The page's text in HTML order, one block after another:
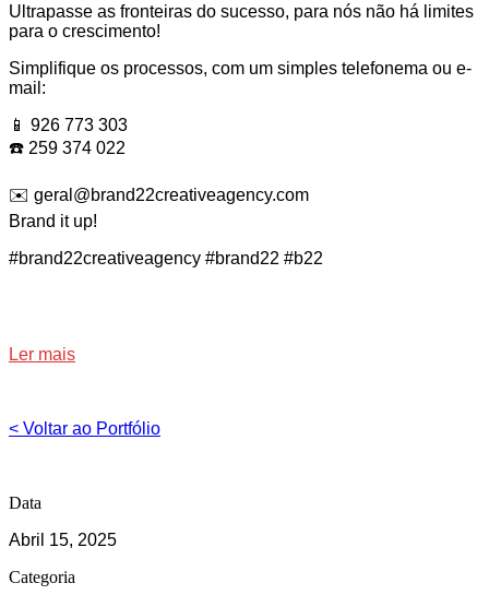
Ultrapasse as fronteiras do sucesso, para nós não há limites
para o crescimento!
Simplifique os processos, com um simples telefonema ou e-
mail:
📱 926 773 303
☎️ 259 374 022
✉️ geral@brand22creativeagency.com
Brand it up!
#brand22creativeagency #brand22 #b22
Ler mais
< Voltar ao Portfólio
Data
Abril 15, 2025
Categoria